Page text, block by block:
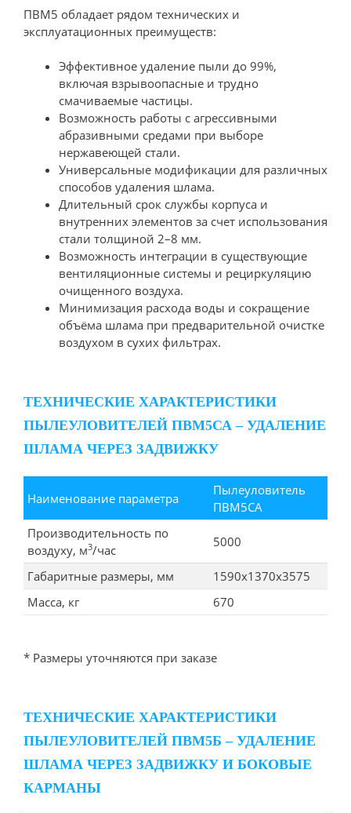
ПВМ5 обладает рядом технических и
эксплуатационных преимуществ:
Эффективное удаление пыли до 99%,
включая взрывоопасные и трудно
смачиваемые частицы.
Возможность работы с агрессивными
абразивными средами при выборе
нержавеющей стали.
Универсальные модификации для различных
способов удаления шлама.
Длительный срок службы корпуса и
внутренних элементов за счет использования
стали толщиной 2–8 мм.
Возможность интеграции в существующие
вентиляционные системы и рециркуляцию
очищенного воздуха.
Минимизация расхода воды и сокращение
объёма шлама при предварительной очистке
воздухом в сухих фильтрах.
ТЕХНИЧЕСКИЕ ХАРАКТЕРИСТИКИ
ПЫЛЕУЛОВИТЕЛЕЙ ПВМ5СА – УДАЛЕНИЕ
ШЛАМА ЧЕРЕЗ ЗАДВИЖКУ
Наименование параметра
Пылеуловитель
ПВМ5СА
Производительность по
воздуху, м3/час
5000
Габаритные размеры, мм
1590x1370x3575
Масса, кг
670
* Размеры уточняются при заказе
ТЕХНИЧЕСКИЕ ХАРАКТЕРИСТИКИ
ПЫЛЕУЛОВИТЕЛЕЙ ПВМ5Б – УДАЛЕНИЕ
ШЛАМА ЧЕРЕЗ ЗАДВИЖКУ И БОКОВЫЕ
КАРМАНЫ